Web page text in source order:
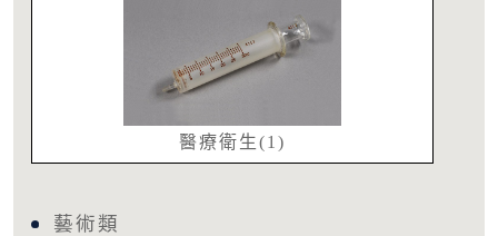
醫療衛生(1)
藝術類